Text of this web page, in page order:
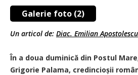
Galerie foto (2)
Un articol de: Diac. Emilian Apostolescu
În a doua duminică din Postul
Grigorie Palama, credincioșii